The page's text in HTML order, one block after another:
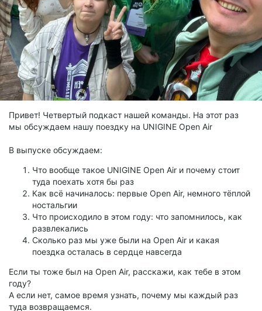
Привет! Четвертый подкаст нашей команды. На этот раз
мы обсуждаем нашу поездку на UNIGINE Open Air
В выпуске обсуждаем:
Что вообще такое UNIGINE Open Air и почему стоит
туда поехать хотя бы раз
Как всё начиналось: первые Open Air, немного тёплой
ностальгии
Что происходило в этом году: что запомнилось, как
развлекались
Сколько раз мы уже были на Open Air и какая
поездка осталась в сердце навсегда
Если ты тоже был на Open Air, расскажи, как тебе в этом
году?
А если нет, самое время узнать, почему мы каждый раз
туда возвращаемся.